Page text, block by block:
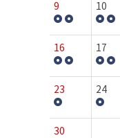
9 10
16 17
23 24
30